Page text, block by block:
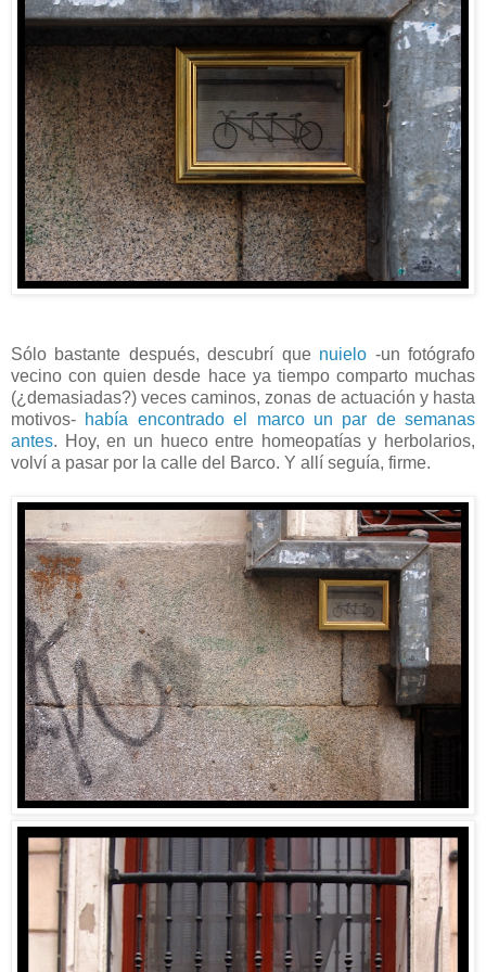
Sólo bastante después, descubrí que nuielo -un fotógrafo
vecino con quien desde hace ya tiempo comparto muchas
(¿demasiadas?) veces caminos, zonas de actuación y hasta
motivos- había encontrado el marco un par de semanas
antes. Hoy, en un hueco entre homeopatías y herbolarios,
volví a pasar por la calle del Barco. Y allí seguía, firme.